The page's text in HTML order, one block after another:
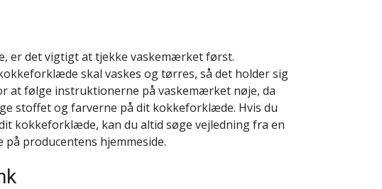
er det vigtigt at tjekke vaskemærket først.
skal vaskes og tørres, så det holder sig
at følge instruktionerne på vaskemærket nøje, da
stoffet og farverne på dit kokkeforklæde. Hvis du
kokkeforklæde, kan du altid søge vejledning fra en
producentens hjemmeside.